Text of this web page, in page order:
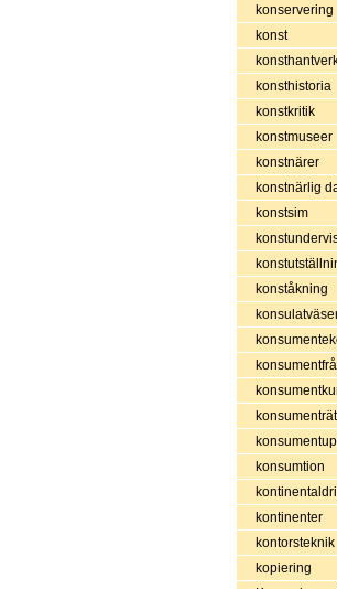
konservering
konst
konsthistoria
konstkritik
konstmuseer
konstnärer
konstnärlig
konstsim
konståkning
konsumtion
kontinenter
kontorsteknik
kopiering